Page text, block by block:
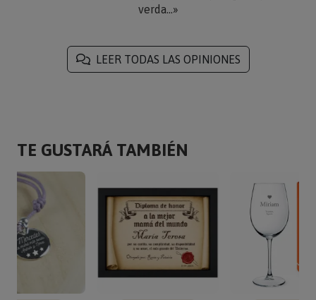
verda...»
LEER TODAS LAS OPINIONES
TE GUSTARÁ TAMBIÉN